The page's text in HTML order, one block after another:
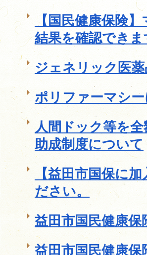
【国民健康保険
結果を確認できま
ジェネリック医
ポリファーマシ
人間ドック等を
助成制度について
【益田市国保に
ださい。
益田市国民健康
益田市国民健康保